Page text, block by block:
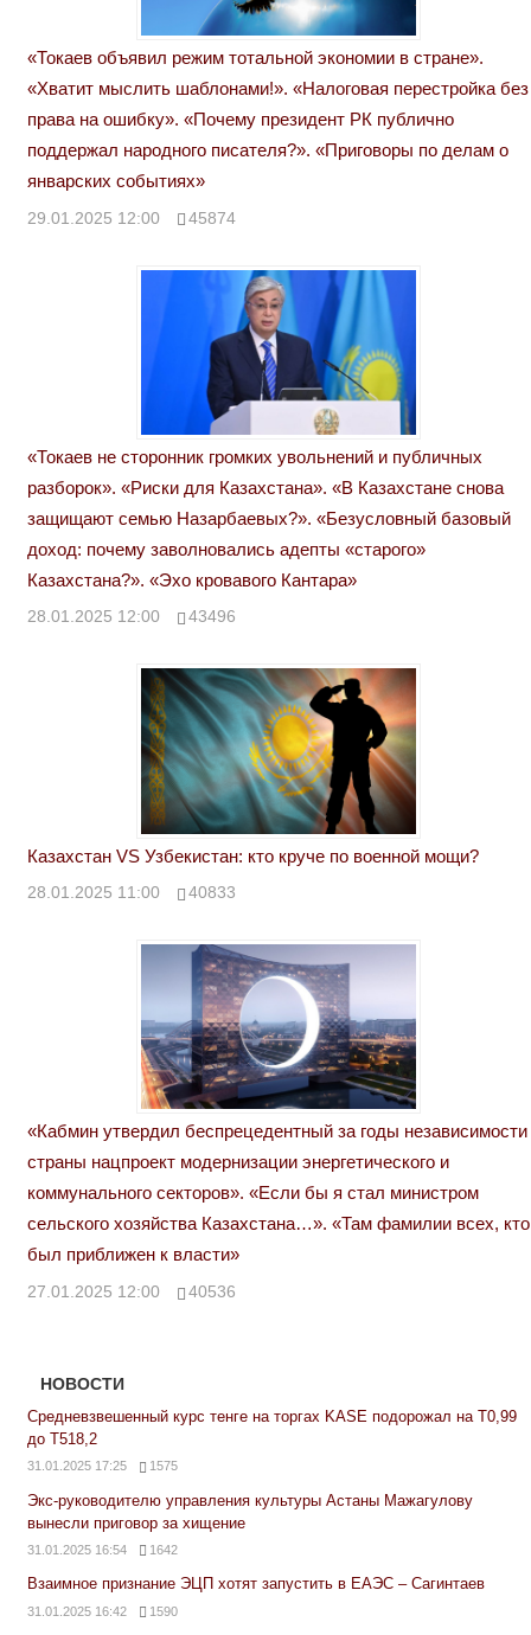
«Токаев объявил режим тотальной экономии в стране».
«Хватит мыслить шаблонами!». «Налоговая перестройка без
права на ошибку». «Почему президент РК публично
поддержал народного писателя?». «Приговоры по делам о
январских событиях»
29.01.2025 12:00 45874
«Токаев не сторонник громких увольнений и публичных
разборок». «Риски для Казахстана». «В Казахстане снова
защищают семью Назарбаевых?». «Безусловный базовый
доход: почему заволновались адепты «старого»
Казахстана?». «Эхо кровавого Кантара»
28.01.2025 12:00 43496
Казахстан VS Узбекистан: кто круче по военной мощи?
28.01.2025 11:00 40833
«Кабмин утвердил беспрецедентный за годы независимости
страны нацпроект модернизации энергетического и
коммунального секторов». «Если бы я стал министром
сельского хозяйства Казахстана…». «Там фамилии всех, кто
был приближен к власти»
27.01.2025 12:00 40536
НОВОСТИ
Средневзвешенный курс тенге на торгах KASE подорожал на Т0,99
до Т518,2
31.01.2025 17:25 1575
Экс-руководителю управления культуры Астаны Мажагулову
вынесли приговор за хищение
31.01.2025 16:54 1642
Взаимное признание ЭЦП хотят запустить в ЕАЭС – Сагинтаев
31.01.2025 16:42 1590